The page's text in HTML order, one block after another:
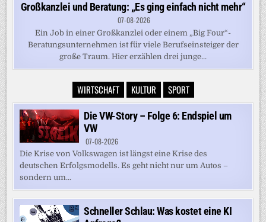
Großkanzlei und Beratung: „Es ging einfach nicht mehr“
07-08-2026
Ein Job in einer Großkanzlei oder einem „Big Four“-
Beratungsunternehmen ist für viele Berufseinsteiger der
große Traum. Hier erzählen drei junge...
WIRTSCHAFT KULTUR SPORT
Die VW-Story – Folge 6: Endspiel um
VW
07-08-2026
Die Krise von Volkswagen ist längst eine Krise des
deutschen Erfolgsmodells. Es geht nicht nur um Autos –
sondern um...
Schneller Schlau: Was kostet eine KI